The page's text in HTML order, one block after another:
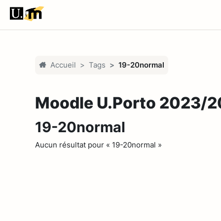
Passer au contenu principal
Accueil Tags 19-20normal
Moodle U.Porto 2023/
19-20normal
Aucun résultat pour « 19-20normal »